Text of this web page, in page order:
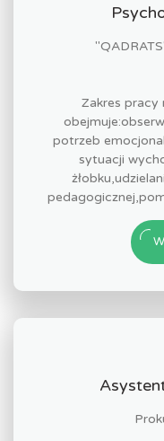
Zakres pracy
potrzeb
sytuacji